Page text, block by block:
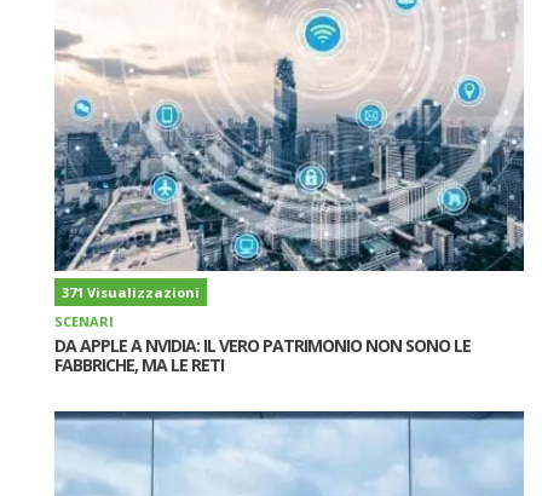
371 Visualizzazioni
SCENARI
DA APPLE A NVIDIA: IL VERO PATRIMONIO NON SONO LE
FABBRICHE, MA LE RETI